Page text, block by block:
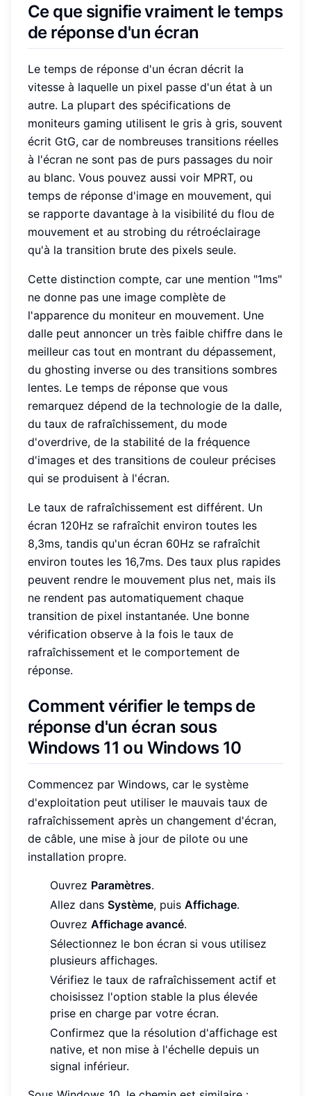
Ce que signifie vraiment le temps
de réponse d'un écran
Le temps de réponse d'un écran décrit la
vitesse à laquelle un pixel passe d'un état à un
autre. La plupart des spécifications de
moniteurs gaming utilisent le gris à gris, souvent
écrit GtG, car de nombreuses transitions réelles
à l'écran ne sont pas de purs passages du noir
au blanc. Vous pouvez aussi voir MPRT, ou
temps de réponse d'image en mouvement, qui
se rapporte davantage à la visibilité du flou de
mouvement et au strobing du rétroéclairage
qu'à la transition brute des pixels seule.
Cette distinction compte, car une mention "1ms"
ne donne pas une image complète de
l'apparence du moniteur en mouvement. Une
dalle peut annoncer un très faible chiffre dans le
meilleur cas tout en montrant du dépassement,
du ghosting inverse ou des transitions sombres
lentes. Le temps de réponse que vous
remarquez dépend de la technologie de la dalle,
du taux de rafraîchissement, du mode
d'overdrive, de la stabilité de la fréquence
d'images et des transitions de couleur précises
qui se produisent à l'écran.
Le taux de rafraîchissement est différent. Un
écran 120Hz se rafraîchit environ toutes les
8,3ms, tandis qu'un écran 60Hz se rafraîchit
environ toutes les 16,7ms. Des taux plus rapides
peuvent rendre le mouvement plus net, mais ils
ne rendent pas automatiquement chaque
transition de pixel instantanée. Une bonne
vérification observe à la fois le taux de
rafraîchissement et le comportement de
réponse.
Comment vérifier le temps de
réponse d'un écran sous
Windows 11 ou Windows 10
Commencez par Windows, car le système
d'exploitation peut utiliser le mauvais taux de
rafraîchissement après un changement d'écran,
de câble, une mise à jour de pilote ou une
installation propre.
Ouvrez Paramètres.
Allez dans Système, puis Affichage.
Ouvrez Affichage avancé.
Sélectionnez le bon écran si vous utilisez
plusieurs affichages.
Vérifiez le taux de rafraîchissement actif et
choisissez l'option stable la plus élevée
prise en charge par votre écran.
Confirmez que la résolution d'affichage est
native, et non mise à l'échelle depuis un
signal inférieur.